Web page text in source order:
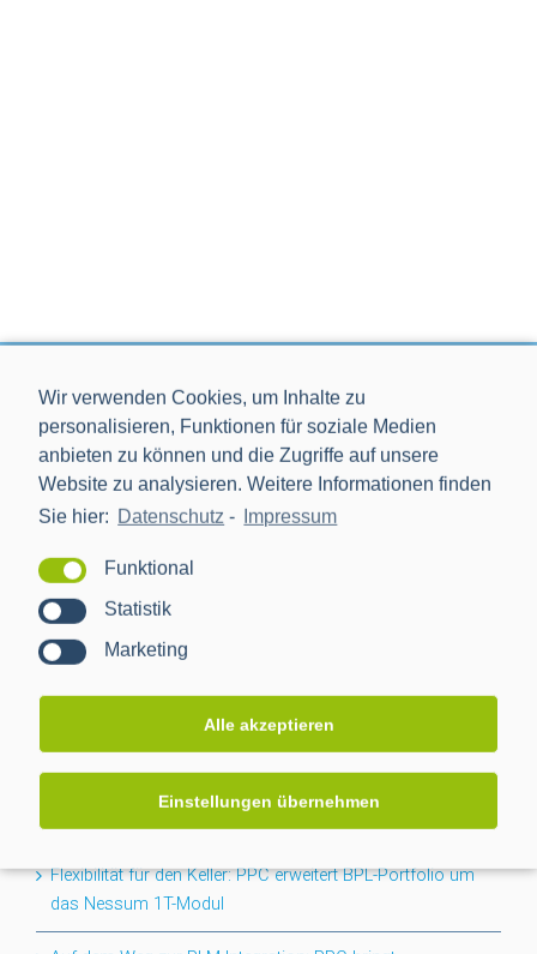
Wir verwenden Cookies, um Inhalte zu
personalisieren, Funktionen für soziale Medien
anbieten zu können und die Zugriffe auf unsere
Website zu analysieren. Weitere Informationen finden
Sie hier: Datenschutz - Impressum
Funktional
Statistik
Marketing
Alle akzeptieren
Einstellungen übernehmen
Mannheim, ist der führende Anbieter von Smart Meter
Gateways und Kommunikationstechnik für die Digitalisierung
der Energiewende.
Projektabschluss CACTUS: Mehr Transparenz für das
Flexibilität für den Keller: PPC erweitert BPL-Portfolio um
das Nessum 1T-Modul